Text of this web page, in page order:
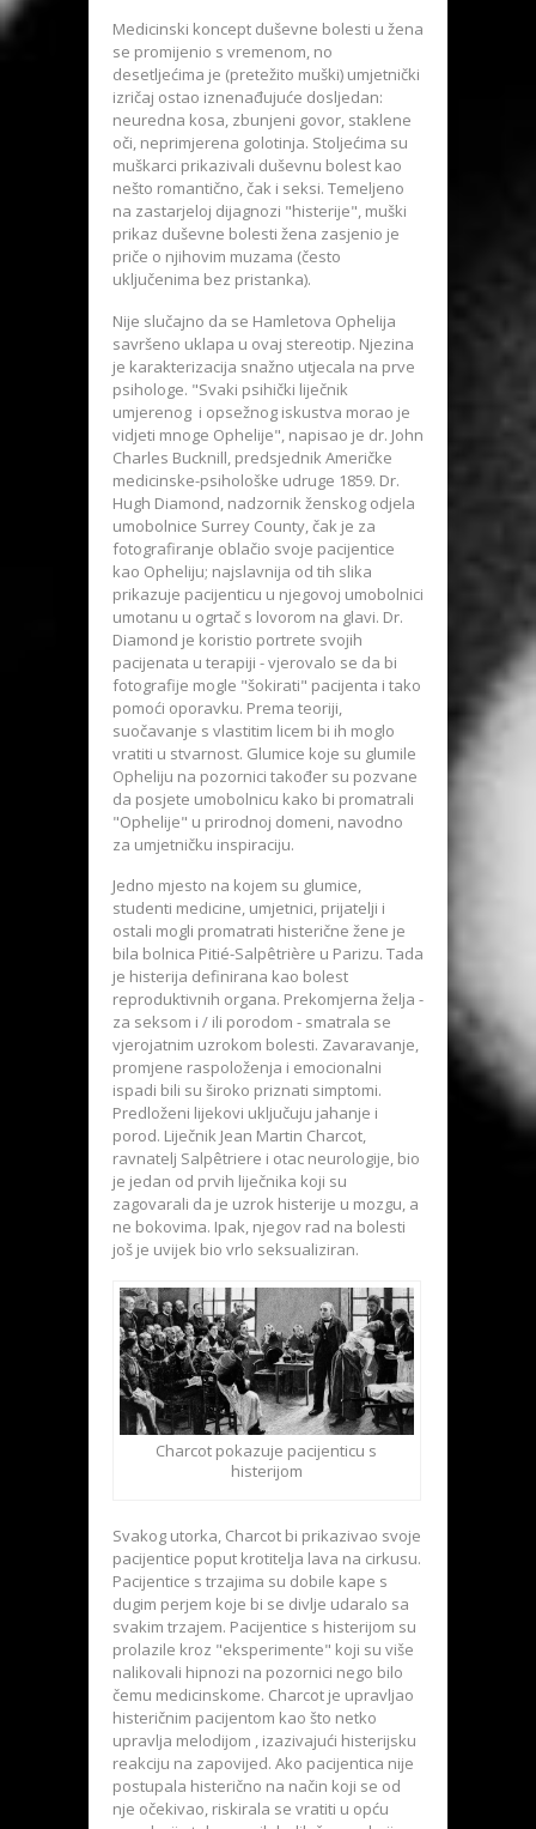
Medicinski koncept duševne bolesti u žena
se promijenio s vremenom, no
desetljećima je (pretežito muški) umjetnički
izričaj ostao iznenađujuće dosljedan:
neuredna kosa, zbunjeni govor, staklene
oči, neprimjerena golotinja. Stoljećima su
muškarci prikazivali duševnu bolest kao
nešto romantično, čak i seksi. Temeljeno
na zastarjeloj dijagnozi "histerije", muški
prikaz duševne bolesti žena zasjenio je
priče o njihovim muzama (često
uključenima bez pristanka).
Nije slučajno da se Hamletova Ophelija
savršeno uklapa u ovaj stereotip. Njezina
je karakterizacija snažno utjecala na prve
psihologe. "Svaki psihički liječnik
umjerenog i opsežnog iskustva morao je
vidjeti mnoge Ophelije", napisao je dr. John
Charles Bucknill, predsjednik Američke
medicinske-psihološke udruge 1859. Dr.
Hugh Diamond, nadzornik ženskog odjela
umobolnice Surrey County, čak je za
fotografiranje oblačio svoje pacijentice
kao Opheliju; najslavnija od tih slika
prikazuje pacijenticu u njegovoj umobolnici
umotanu u ogrtač s lovorom na glavi. Dr.
Diamond je koristio portrete svojih
pacijenata u terapiji - vjerovalo se da bi
fotografije mogle "šokirati" pacijenta i tako
pomoći oporavku. Prema teoriji,
suočavanje s vlastitim licem bi ih moglo
vratiti u stvarnost. Glumice koje su glumile
Opheliju na pozornici također su pozvane
da posjete umobolnicu kako bi promatrali
"Ophelije" u prirodnoj domeni, navodno
za umjetničku inspiraciju.
Jedno mjesto na kojem su glumice,
studenti medicine, umjetnici, prijatelji i
ostali mogli promatrati histerične žene je
bila bolnica Pitié-Salpêtrière u Parizu. Tada
je histerija definirana kao bolest
reproduktivnih organa. Prekomjerna želja -
za seksom i / ili porodom - smatrala se
vjerojatnim uzrokom bolesti. Zavaravanje,
promjene raspoloženja i emocionalni
ispadi bili su široko priznati simptomi.
Predloženi lijekovi uključuju jahanje i
porod. Liječnik Jean Martin Charcot,
ravnatelj Salpêtriere i otac neurologije, bio
je jedan od prvih liječnika koji su
zagovarali da je uzrok histerije u mozgu, a
ne bokovima. Ipak, njegov rad na bolesti
još je uvijek bio vrlo seksualiziran.
Charcot pokazuje pacijenticu s
histerijom
Svakog utorka, Charcot bi prikazivao svoje
pacijentice poput krotitelja lava na cirkusu.
Pacijentice s trzajima su dobile kape s
dugim perjem koje bi se divlje udaralo sa
svakim trzajem. Pacijentice s histerijom su
prolazile kroz "eksperimente" koji su više
nalikovali hipnozi na pozornici nego bilo
čemu medicinskome. Charcot je upravljao
histeričnim pacijentom kao što netko
upravlja melodijom , izazivajući histerijsku
reakciju na zapovijed. Ako pacijentica nije
postupala histerično na način koji se od
nje očekivao, riskirala se vratiti u opću